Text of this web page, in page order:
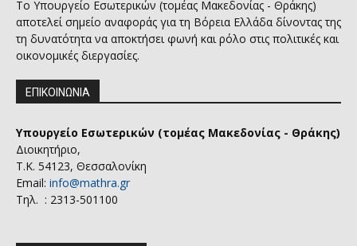
Το Υπουργείο Εσωτερικών (τομέας Μακεδονίας - Θράκης)
αποτελεί σημείο αναφοράς για τη Βόρεια Ελλάδα δίνοντας της
τη δυνατότητα να αποκτήσει φωνή και ρόλο στις πολιτικές και
οικονομικές διεργασίες.
ΕΠΙΚΟΙΝΩΝΙΑ
Υπουργείο Εσωτερικών (τομέας Μακεδονίας - Θράκης)
Διοικητήριο,
Τ.Κ. 54123, Θεσσαλονίκη
Email: info@mathra.gr
Τηλ. : 2313-501100